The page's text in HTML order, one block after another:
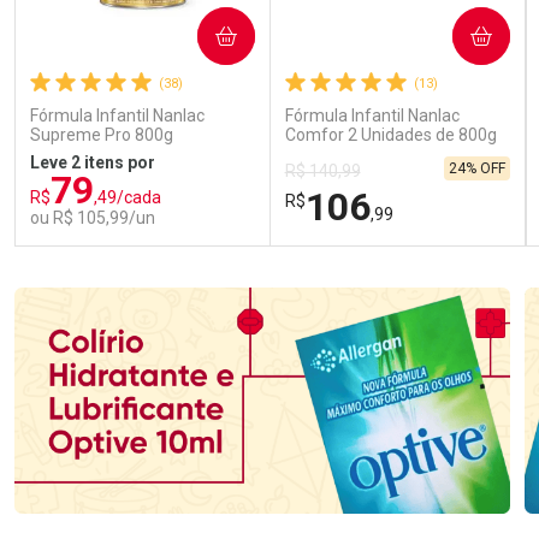
(38)
Fórmula Infantil Nanlac
Supreme Pro 800g
Leve 2 itens por
R$79,49/cada
ou R$ 105,99/un
COMPRAR
(13)
Fórmula Infantil Nanlac
Comfor 2 Unidades de 800g
R$ 140,99
R$106,99
24% OFF
COMPRAR
Laboratório
Por Menos